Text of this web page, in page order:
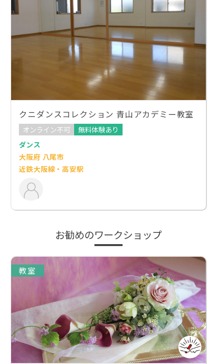
クニダンスコレクション 青山アカデミー教室
オンライン不可
無料体験あり
ダンス
大阪府 八尾市
近鉄大阪線・高安駅
お勧めのワークショップ
教室